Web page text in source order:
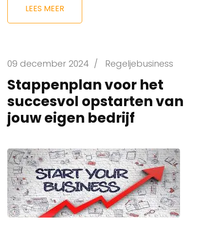
LEES MEER
09 december 2024 / Regeljebusiness
Stappenplan voor het
succesvol opstarten van
jouw eigen bedrijf